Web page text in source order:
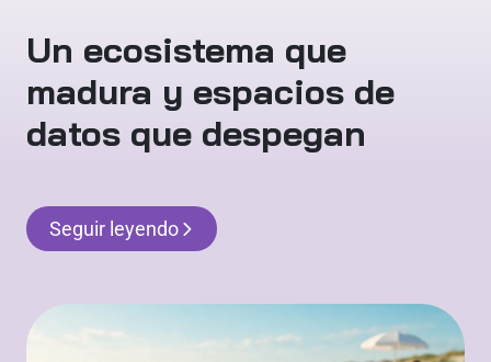
Un ecosistema que
madura y espacios de
datos que despegan
Seguir leyendo